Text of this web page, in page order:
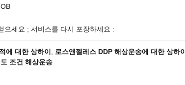
으세요 ; 서비스를 다시 포장하세요 :
에 대한 상하이 로스앤젤레스 DDP 해상운송에 대한 상하이
조건 해상운송